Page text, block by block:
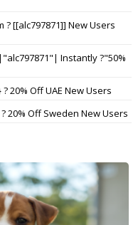
? [[alc797871]] New Users
Instantly ?"50%
20% Off UAE New Users
20% Off Sweden New Users